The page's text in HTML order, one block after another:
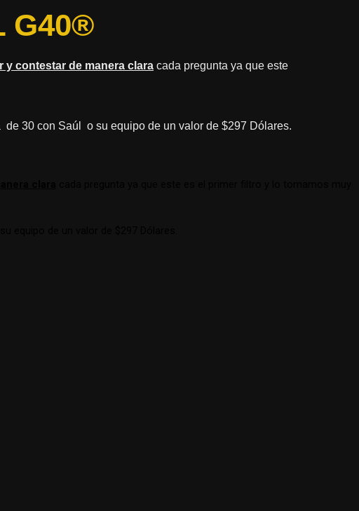
G40®
y contestar de manera clara cada pregunta ya que este
30 con Saúl o su equipo de un valor de $297 Dólares.